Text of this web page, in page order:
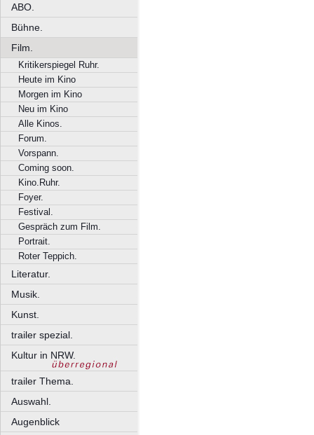
ABO.
Bühne.
Film.
Kritikerspiegel Ruhr.
Heute im Kino
Morgen im Kino
Neu im Kino
Alle Kinos.
Forum.
Vorspann.
Coming soon.
Kino.Ruhr.
Foyer.
Festival.
Gespräch zum Film.
Portrait.
Roter Teppich.
Literatur.
Musik.
Kunst.
trailer spezial.
Kultur in NRW.
trailer Thema.
Auswahl.
Augenblick